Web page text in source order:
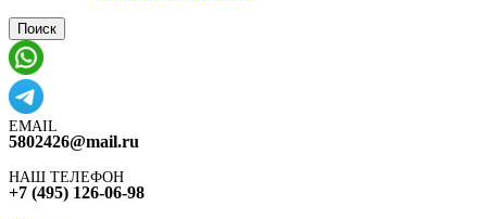
Поиск
EMAIL
5802426@mail.ru
НАШ ТЕЛЕФОН
+7 (495) 126-06-98